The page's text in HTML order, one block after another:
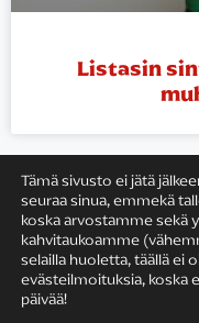
Listasin
Tämä sivusto ei jätä
seuraa sinua, emmekä
koska arvostamme
kahvitaukoamme
selailla huoletta, täällä ei
evästeilmoituksia, koska
päivää!